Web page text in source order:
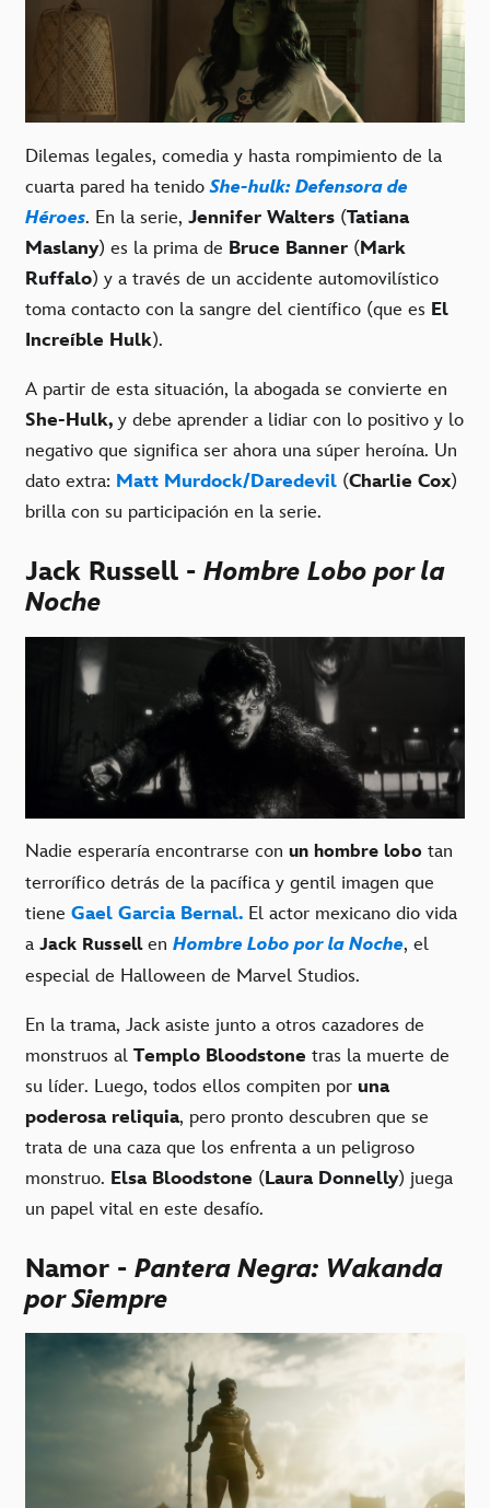
Dilemas legales, comedia y hasta rompimiento de la
cuarta pared ha tenidoShe-hulk: Defensora de
Héroes. En la serie, Jennifer Walters (Tatiana
Maslany) es la prima de Bruce Banner (Mark
Ruffalo) y a través de un accidente automovilístico
toma contacto con la sangre del científico (que es El
Increíble Hulk).
A partir de esta situación, la abogada se convierte en
She-Hulk, y debe aprender a lidiar con lo positivo y lo
negativo que significa ser ahora una súper heroína. Un
dato extra: Matt Murdock/Daredevil (Charlie Cox)
brilla con su participación en la serie.
Jack Russell - Hombre Lobo por la
Noche
Nadie esperaría encontrarse con un hombre lobo tan
terrorífico detrás de la pacífica y gentil imagen que
tiene Gael Garcia Bernal. El actor mexicano dio vida
a Jack Russell en Hombre Lobo por la Noche, el
especial de Halloween de Marvel Studios.
En la trama, Jack asiste junto a otros cazadores de
monstruos al Templo Bloodstone tras la muerte de
su líder. Luego, todos ellos compiten por una
poderosa reliquia, pero pronto descubren que se
trata de una caza que los enfrenta a un peligroso
monstruo. Elsa Bloodstone (Laura Donnelly) juega
un papel vital en este desafío.
Namor - Pantera Negra: Wakanda
por Siempre